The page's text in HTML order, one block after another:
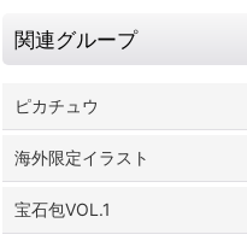
関連グループ
ピカチュウ
海外限定イラスト
宝石包VOL.1